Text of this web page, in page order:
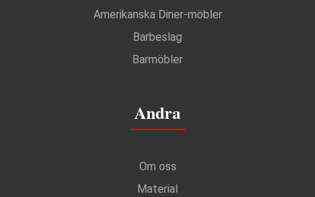
Amerikanska Diner-möbler
Barbeslag
Barmöbler
Andra
Om oss
Material